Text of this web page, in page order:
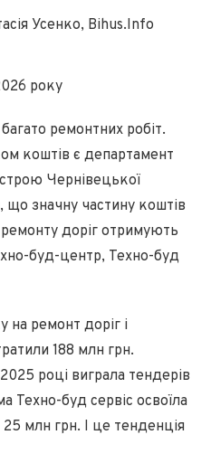
Усенко, Bihus.Info
року
ремонтних робіт.
коштів є департамент
Чернівецької
що значну частину коштів
доріг отримують
буд-центр, Техно-буд
ремонт доріг і
188 млн грн.
році виграла тендерів
Техно-буд сервіс освоїла
млн грн. І це тенденція